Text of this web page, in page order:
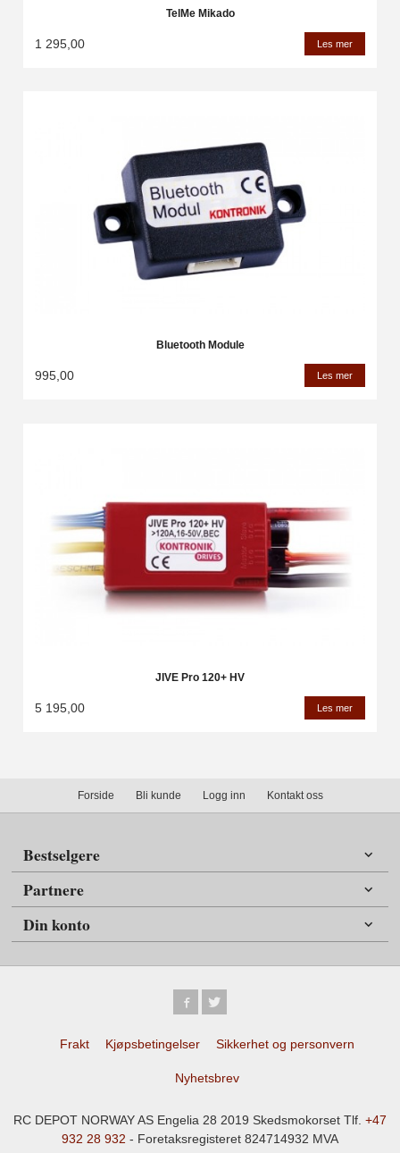
TelMe Mikado
1 295,00 Les mer
Bluetooth Module
995,00 Les mer
JIVE Pro 120+ HV
5 195,00 Les mer
Forside Bli kunde Logg inn Kontakt oss
Bestselgere
Partnere
Din konto
Frakt Kjøpsbetingelser Sikkerhet og personvern
Nyhetsbrev
RC DEPOT NORWAY AS Engelia 28 2019 Skedsmokorset Tlf. +47
932 28 932 - Foretaksregisteret 824714932 MVA